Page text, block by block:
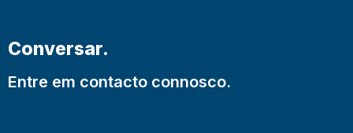
Conversar.
Entre em contacto connosco.